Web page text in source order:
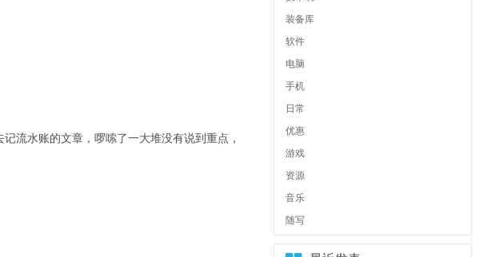
流水账的文章，啰嗦了一大堆没有说到重点，
装备库
软件
电脑
手机
日常
优惠
游戏
资源
音乐
随写